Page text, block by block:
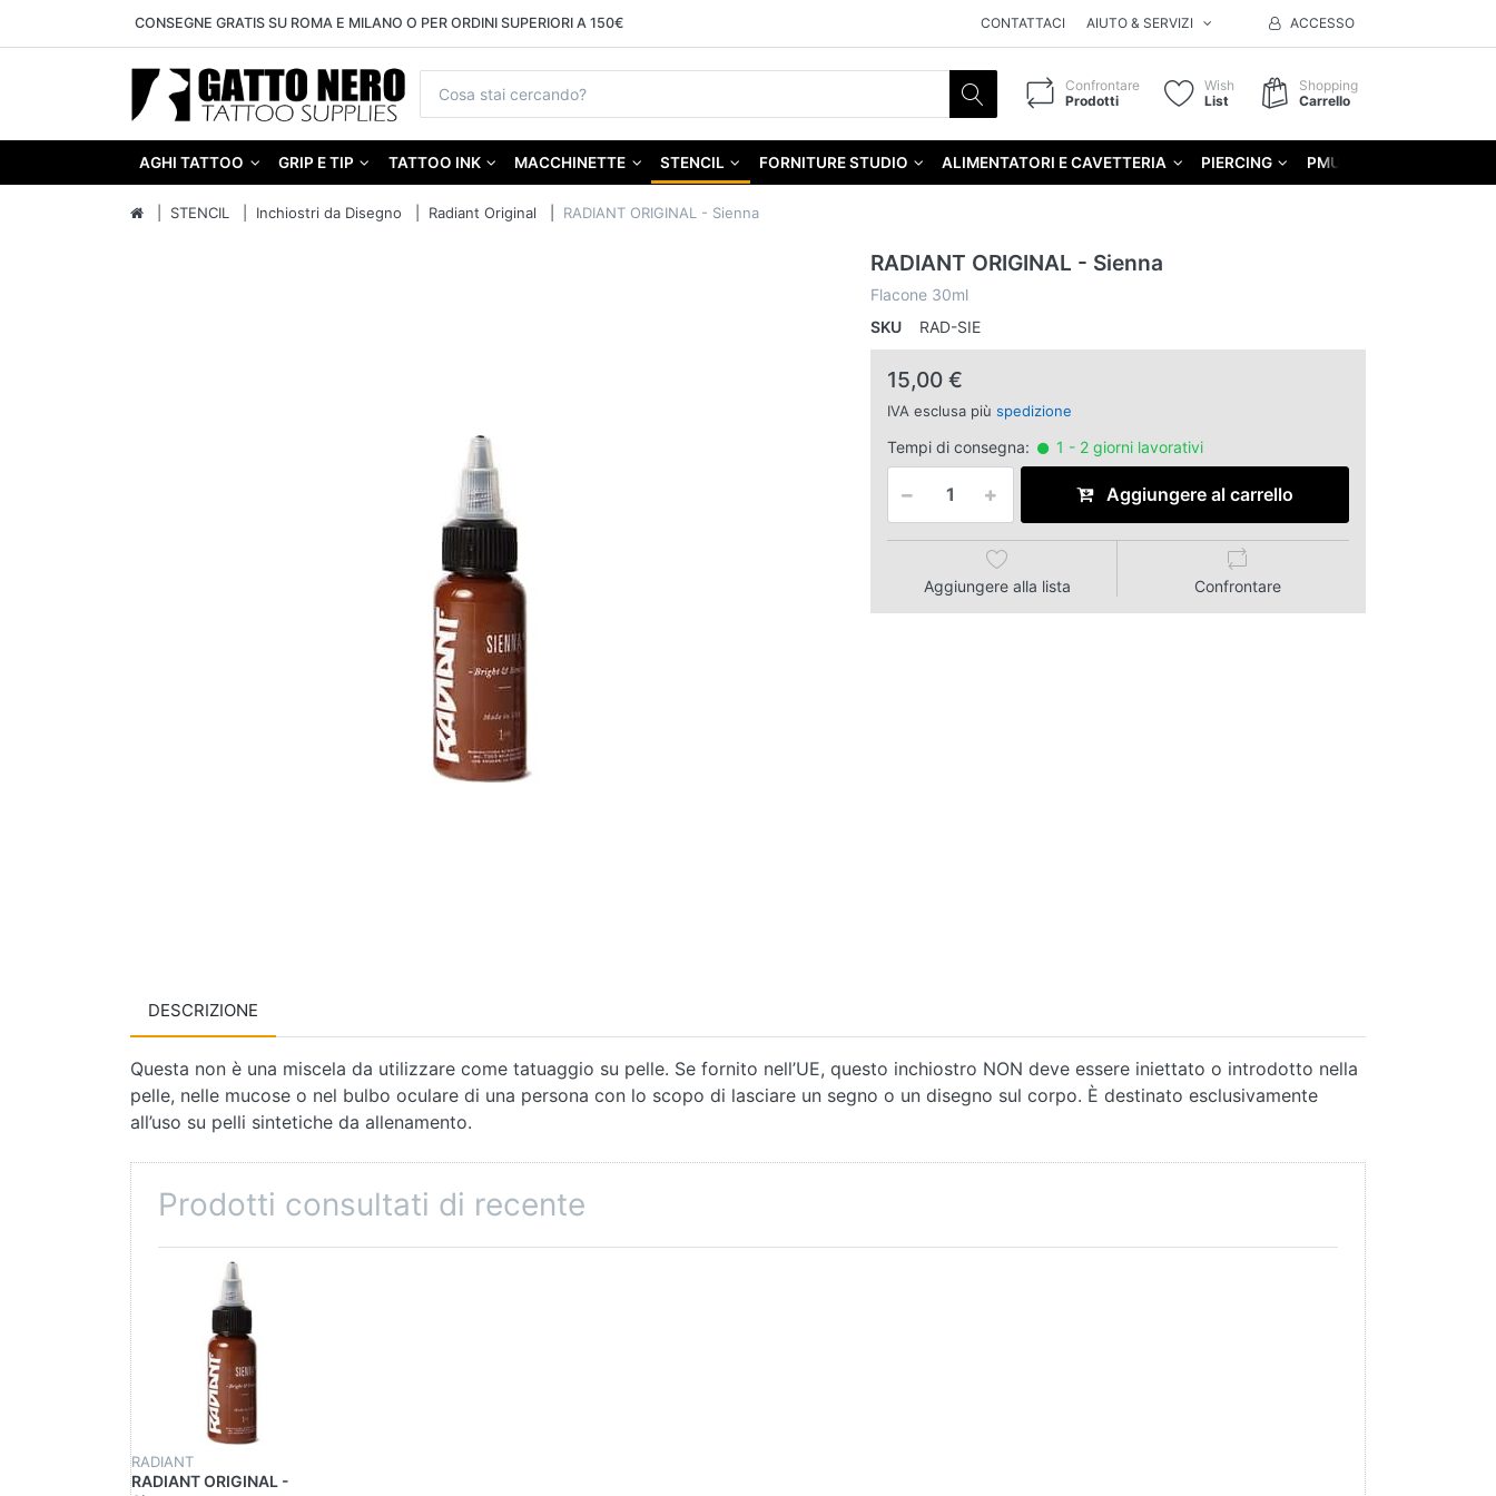
CONSEGNE GRATIS SU ROMA E MILANO O PER ORDINI SUPERIORI A 150€ CONTATTACI AIUTO & SERVIZI ACCESSO
Confrontare
Prodotti
Wish
List
Shopping
Carrello
AGHI TATTOO GRIP E TIP TATTOO INK MACCHINETTE STENCIL FORNITURE STUDIO ALIMENTATORI E CAVETTERIA PIERCING PMU
STENCIL Inchiostri da Disegno Radiant Original RADIANT ORIGINAL - Sienna
RADIANT ORIGINAL - Sienna
Flacone 30ml
SKU
RAD-SIE
15,00 €
IVA esclusa più spedizione
Tempi di consegna: 1 - 2 giorni lavorativi
Aggiungere al carrello
Aggiungere alla lista Confrontare
DESCRIZIONE
Questa non è una miscela da utilizzare come tatuaggio su pelle. Se fornito nell’UE, questo inchiostro NON deve essere iniettato o introdotto nella
pelle, nelle mucose o nel bulbo oculare di una persona con lo scopo di lasciare un segno o un disegno sul corpo. È destinato esclusivamente
all’uso su pelli sintetiche da allenamento.
Prodotti consultati di recente
RADIANT
RADIANT ORIGINAL -